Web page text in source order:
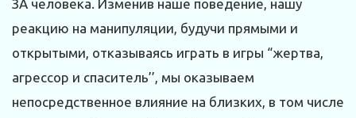
ЗА человека. Изменив наше поведение, нашу
реакцию на манипуляции, будучи прямыми и
открытыми, отказываясь играть в игры “жертва,
агрессор и спаситель’’, мы оказываем
непосредственное влияние на близких, в том числе